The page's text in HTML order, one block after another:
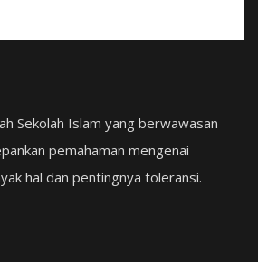
Sekolah Islam yang berwawasan
pemahaman mengenai
hal dan pentingnya toleransi.